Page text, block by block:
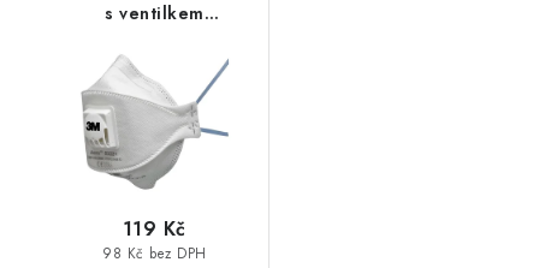
s ventilkem
98 Kč bez DPH
119 Kč